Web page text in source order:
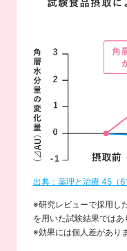
出典：薬理と治療 45（6
※研究レビューで採用し
を用いた試験結果ではあ
※効果には個人差がありま